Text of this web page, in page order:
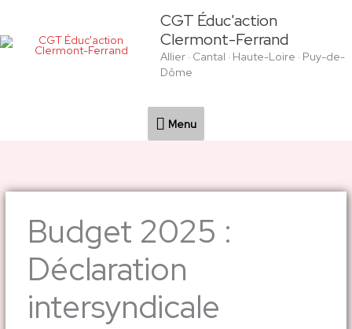
contenu
CGT Éduc'action
Clermont-Ferrand
Allier · Cantal · Haute-Loire · Puy-de-
Dôme
Menu
Menu
Budget 2025 :
Déclaration
intersyndicale